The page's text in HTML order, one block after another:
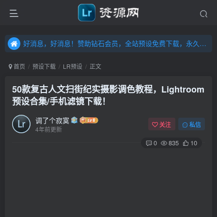
好消息，好消息！赞助钻石会员，全站预设免费下载，永久钻石会员，”送“万元超值资源，内容丰富，容量高达20T，不断更新！点击进入……
首页 预设下载 LR预设 正文
50款复古人文扫街纪实摄影调色教程，Lightroom
预设合集/手机滤镜下载！
调了个寂寞
4年前更新
关注 私信
0 835 10